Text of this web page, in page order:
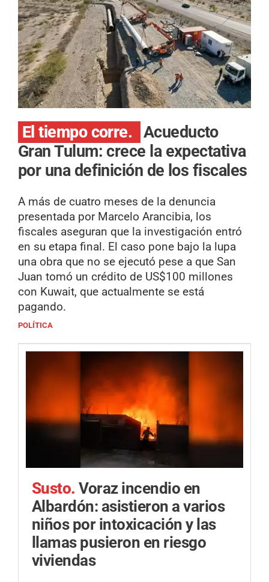
El tiempo corre. Acueducto
Gran Tulum: crece la expectativa
por una definición de los fiscales
A más de cuatro meses de la denuncia
presentada por Marcelo Arancibia, los
fiscales aseguran que la investigación entró
en su etapa final. El caso pone bajo la lupa
una obra que no se ejecutó pese a que San
Juan tomó un crédito de US$100 millones
con Kuwait, que actualmente se está
pagando.
POLÍTICA
Susto.Voraz incendio en
Albardón: asistieron a varios
niños por intoxicación y las
llamas pusieron en riesgo
viviendas